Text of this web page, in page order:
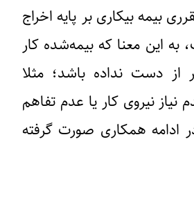
بیمه بیکاری بر پایه اخراج
به این معنا که بیمه‌شده کار
از دست نداده باشد؛ مثلا
نیاز نیروی کار یا عدم تفاهم
ادامه همکاری صورت گرفته